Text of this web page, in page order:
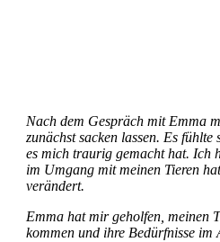
Nach dem Gespräch mit Emma
zunächst sacken lassen. Es
es mich traurig gemacht hat. Ich
im Umgang mit meinen Tieren
verändert.
Emma hat mir geholfen, meinen
kommen und ihre Bedürfnisse im